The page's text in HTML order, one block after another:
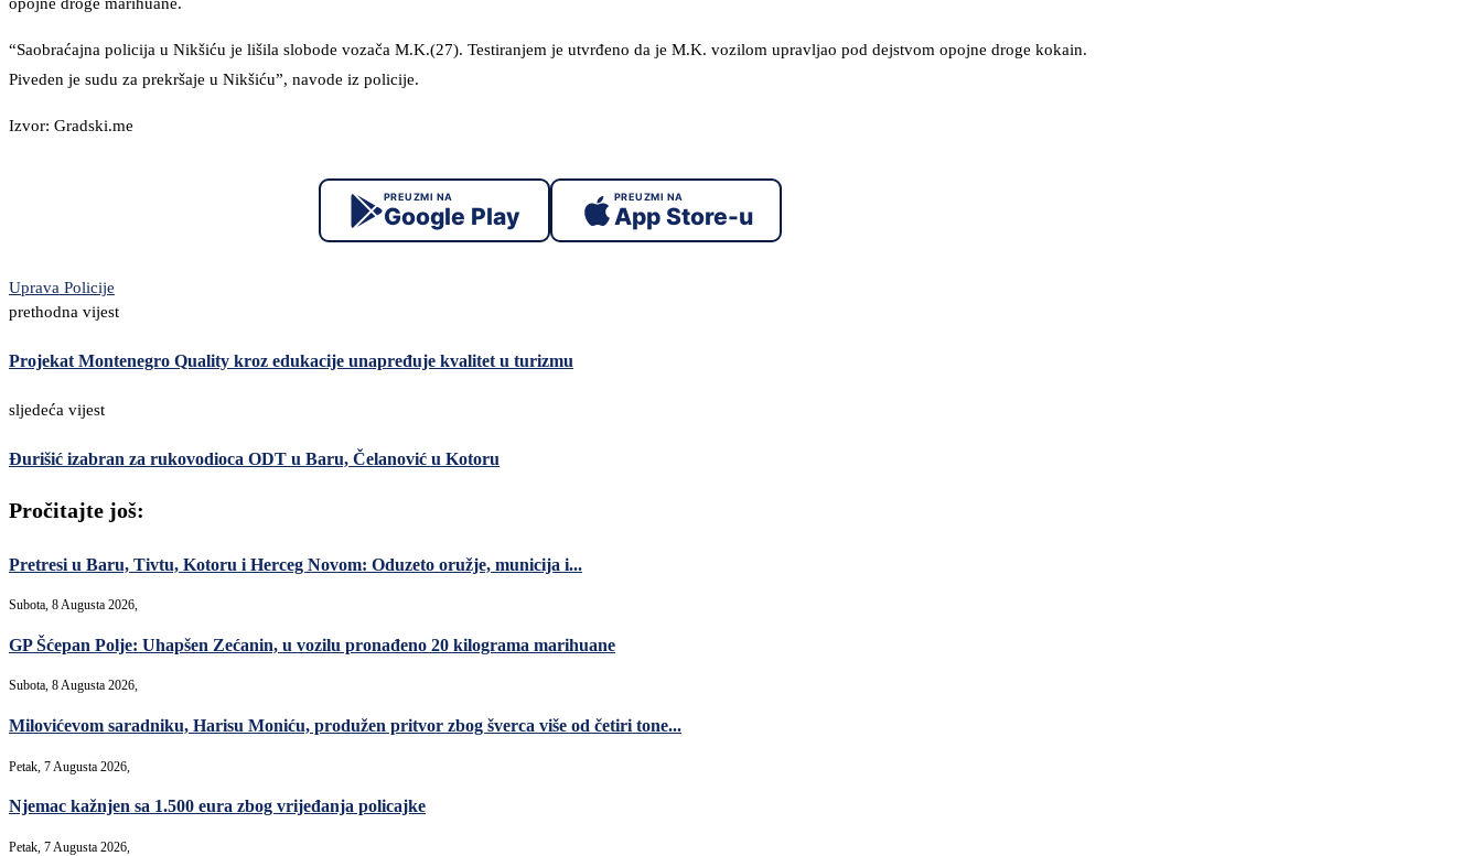
opojne droge marihuane.
“Saobraćajna policija u Nikšiću je lišila slobode vozača M.K.(27). Testiranjem je utvrđeno da je M.K. vozilom upravljao pod dejstvom opojne droge kokain.
Piveden je sudu za prekršaje u Nikšiću”, navode iz policije.
Izvor: Gradski.me
PREUZMI NA
Google Play
PREUZMI NA
App Store-u
Uprava Policije
prethodna vijest
Projekat Montenegro Quality kroz edukacije unapređuje kvalitet u turizmu
sljedeća vijest
Đurišić izabran za rukovodioca ODT u Baru, Čelanović u Kotoru
Pročitajte još:
Pretresi u Baru, Tivtu, Kotoru i Herceg Novom: Oduzeto oružje, municija i...
Subota, 8 Augusta 2026,
GP Šćepan Polje: Uhapšen Zećanin, u vozilu pronađeno 20 kilograma marihuane
Subota, 8 Augusta 2026,
Milovićevom saradniku, Harisu Moniću, produžen pritvor zbog šverca više od četiri tone...
Petak, 7 Augusta 2026,
Njemac kažnjen sa 1.500 eura zbog vrijeđanja policajke
Petak, 7 Augusta 2026,